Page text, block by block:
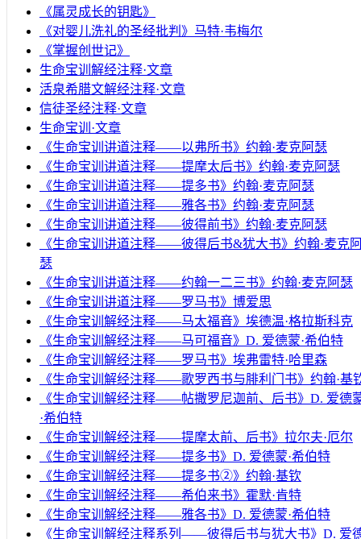
《属灵成长的钥匙》
《对婴儿洗礼的圣经批判》马特·韦梅尔
《掌握创世记》
生命宝训解经注释·文章
活泉希腊文解经注释·文章
信徒圣经注释·文章
生命宝训·文章
《生命宝训讲道注释——以弗所书》约翰·麦克阿瑟
《生命宝训讲道注释——提摩太后书》约翰·麦克阿瑟
《生命宝训讲道注释——提多书》约翰·麦克阿瑟
《生命宝训讲道注释——雅各书》约翰·麦克阿瑟
《生命宝训讲道注释——彼得前书》约翰·麦克阿瑟
《生命宝训讲道注释——彼得后书&犹大书》约翰·麦克
瑟
《生命宝训讲道注释——约翰一二三书》约翰·麦克阿瑟
《生命宝训讲道注释——罗马书》博爱思
《生命宝训解经注释——马太福音》埃德温·格拉斯科克
《生命宝训解经注释——马可福音》D. 爱德蒙·希伯特
《生命宝训解经注释——罗马书》埃弗雷特·哈里森
《生命宝训解经注释——歌罗西书与腓利门书》约翰·基
《生命宝训解经注释——帖撒罗尼迦前、后书》D. 爱德
·希伯特
《生命宝训解经注释——提摩太前、后书》拉尔夫·厄尔
《生命宝训解经注释——提多书》D. 爱德蒙·希伯特
《生命宝训解经注释——提多书②》约翰·基钦
《生命宝训解经注释——希伯来书》霍默·肯特
《生命宝训解经注释——雅各书》D. 爱德蒙·希伯特
《生命宝训解经注释系列——彼得后书与犹大书》D. 爱